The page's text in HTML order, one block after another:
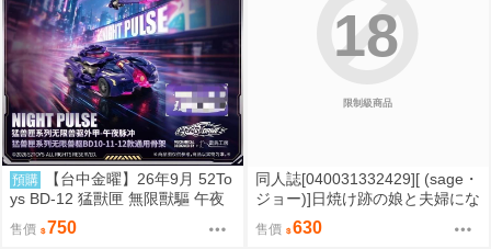
預購
【台中金曜】26年9月 52To
ys BD-12 猛獸匣 無限獸驅 午夜
脈衝 套裝 外甲+骨架 0815
售價 750
限制級商品
18
同人誌[040031332429][ (sage・
ジョー)]日焼け跡の娘と夫婦にな
ったその夜、義母もうっかり孕
ませてしまう夏プラス (原創)
售價 630